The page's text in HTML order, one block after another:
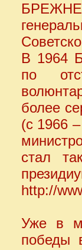
В 1964
по
более
(с 1966
стал
http://
Уже в
победы